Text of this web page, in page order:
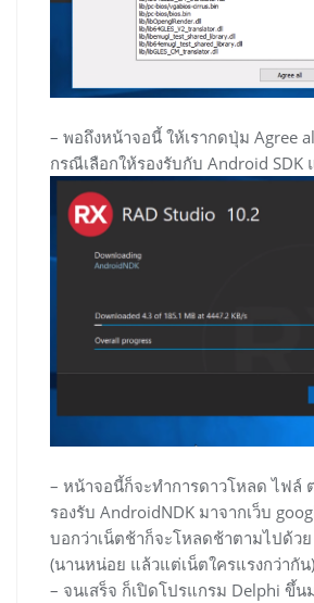
– พอถึงหน้าจอนี้ ให้เรากดปุ่ม Agree
กรณีเลือกให้รองรับกับ Android SDK
– หน้าจอนี้ก็จะทำการดาวโหลด ไฟล์ ต่
รองรับ AndroidNDK มาจากเว็บ
บอกว่าเน็ตช้าก็จะโหลดช้าตามไปด้วย
(นานหน่อย แล้วแต่เน็ตใครแรงกว่ากัน)
– จนเสร็จ ก็เปิดโปรแกรม Delphi ขึ้น